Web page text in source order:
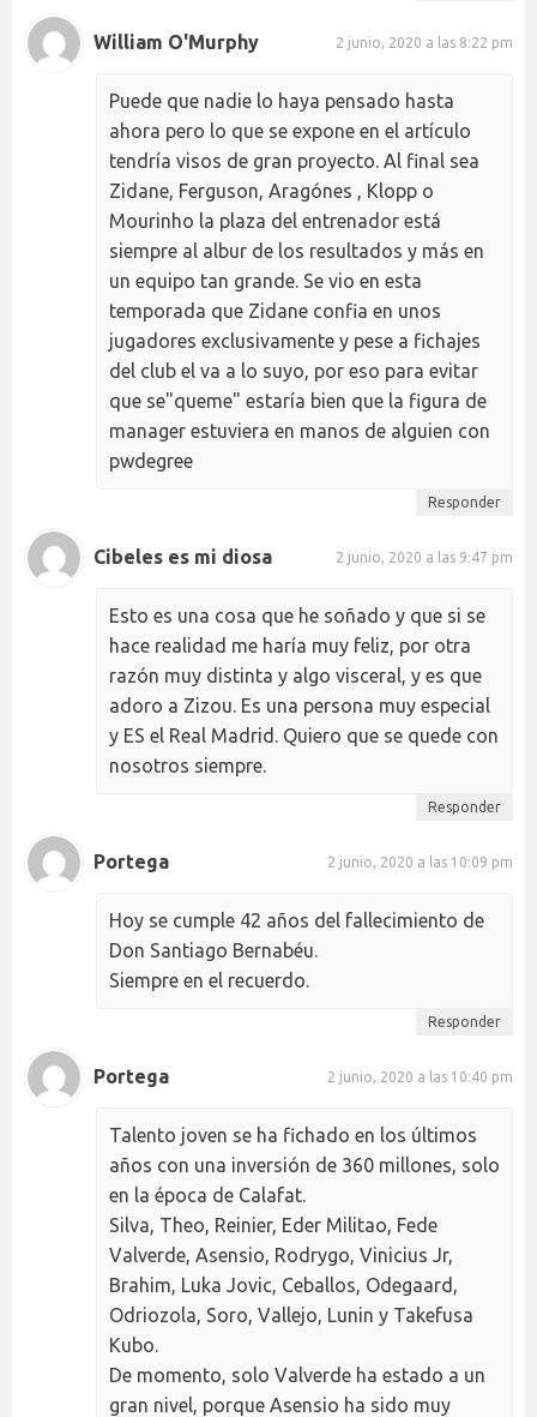
William O'Murphy 2 junio, 2020 a las 8:22 pm
Puede que nadie lo haya pensado hasta
ahora pero lo que se expone en el artículo
tendría visos de gran proyecto. Al final sea
Zidane, Ferguson, Aragónes , Klopp o
Mourinho la plaza del entrenador está
siempre al albur de los resultados y más en
un equipo tan grande. Se vio en esta
temporada que Zidane confia en unos
jugadores exclusivamente y pese a fichajes
del club el va a lo suyo, por eso para evitar
que se"queme" estaría bien que la figura de
manager estuviera en manos de alguien con
pwdegree
Responder
Cibeles es mi diosa 2 junio, 2020 a las 9:47 pm
Esto es una cosa que he soñado y que si se
hace realidad me haría muy feliz, por otra
razón muy distinta y algo visceral, y es que
adoro a Zizou. Es una persona muy especial
y ES el Real Madrid. Quiero que se quede con
nosotros siempre.
Responder
Portega 2 junio, 2020 a las 10:09 pm
Hoy se cumple 42 años del fallecimiento de
Don Santiago Bernabéu.
Siempre en el recuerdo.
Responder
Portega 2 junio, 2020 a las 10:40 pm
Talento joven se ha fichado en los últimos
años con una inversión de 360 millones, solo
en la época de Calafat.
Silva, Theo, Reinier, Eder Militao, Fede
Valverde, Asensio, Rodrygo, Vinicius Jr,
Brahim, Luka Jovic, Ceballos, Odegaard,
Odriozola, Soro, Vallejo, Lunin y Takefusa
Kubo.
De momento, solo Valverde ha estado a un
gran nivel, porque Asensio ha sido muy